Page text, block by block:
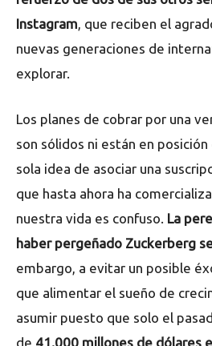
Instagram, que reciben el
nuevas generaciones de
explorar.
Los planes de cobrar por una
son sólidos ni están en
sola idea de asociar una
que hasta ahora ha
nuestra vida es confuso. La
haber pergeñado Zuckerberg
embargo, a evitar un posible
que alimentar el sueño de
asumir puesto que solo el
de 41.000 millones de dólares